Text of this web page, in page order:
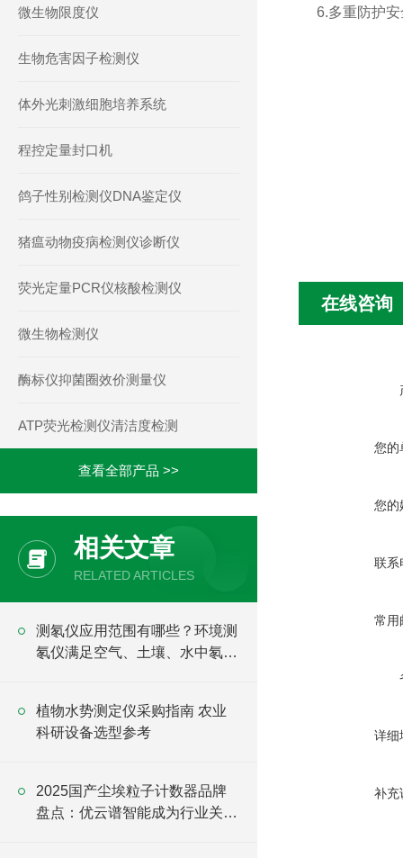
6.多重防护
在线咨询
您的
您的
联系
常用
详细
补充
微生物限度仪
生物危害因子检测仪
体外光刺激细胞培养系统
程控定量封口机
鸽子性别检测仪DNA鉴定仪
猪瘟动物疫病检测仪诊断仪
荧光定量PCR仪核酸检测仪
微生物检测仪
酶标仪抑菌圈效价测量仪
ATP荧光检测仪清洁度检测
查看全部产品 >>
相关文章
RELATED ARTICLES
测氡仪应用范围有哪些？环境测
氡仪满足空气、土壤、水中氡检
植物水势测定仪采购指南 农业
科研设备选型参考
2025国产尘埃粒子计数器品牌
盘点：优云谱智能成为行业关注